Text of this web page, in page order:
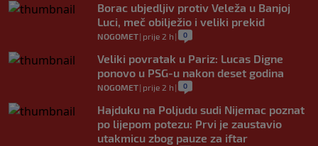
Borac ubjedljiv protiv Veleža u Banjoj
Luci, meč obilježio i veliki prekid
NOGOMET| prije 2 h | 0
Veliki povratak u Pariz: Lucas Digne
ponovo u PSG-u nakon deset godina
NOGOMET| prije 2 h | 0
Hajduku na Poljudu sudi Nijemac poznat
po lijepom potezu: Prvi je zaustavio
utakmicu zbog pauze za iftar